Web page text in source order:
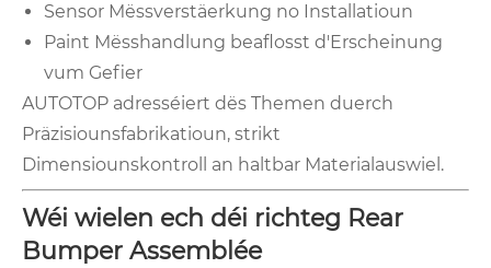
Sensor Mëssverstäerkung no Installatioun
Paint Mësshandlung beaflosst d'Erscheinung
vum Gefier
AUTOTOP adresséiert dës Themen duerch
Präzisiounsfabrikatioun, strikt
Dimensiounskontroll an haltbar Materialauswiel.
Wéi wielen ech déi richteg Rear
Bumper Assemblée